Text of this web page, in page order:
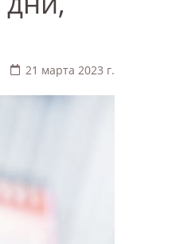
21 марта 2023 г.